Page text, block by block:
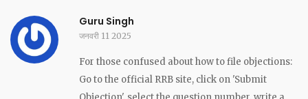
Guru Singh
जनवरी 11 2025
For those confused about how to file objections:
Go to the official RRB site, click on 'Submit